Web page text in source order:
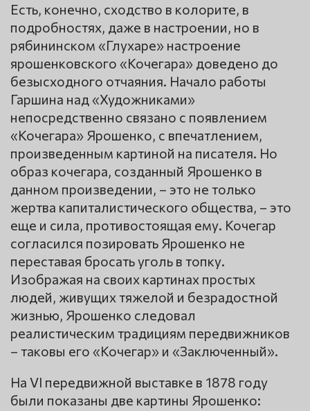
Есть, конечно, сходство в колорите, в
подробностях, даже в настроении, но в
рябининском «Глухаре» настроение
ярошенковского «Кочегара» доведено до
безысходного отчаяния. Начало работы
Гаршина над «Художниками»
непосредственно связано с появлением
«Кочегара» Ярошенко, с впечатлением,
произведенным картиной на писателя. Но
образ кочегара, созданный Ярошенко в
данном произведении, – это не только
жертва капиталистического общества, – это
еще и сила, противостоящая ему. Кочегар
согласился позировать Ярошенко не
переставая бросать уголь в топку.
Изображая на своих картинах простых
людей, живущих тяжелой и безрадостной
жизнью, Ярошенко следовал
реалистическим традициям передвижников
– таковы его «Кочегар» и «Заключенный».
На VI передвижной выставке в 1878 году
были показаны две картины Ярошенко: